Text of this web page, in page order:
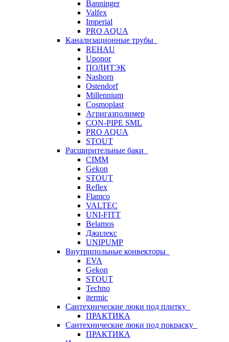
Banninger
Valfex
Imperial
PRO AQUA
Канализационные трубы
REHAU
Uponor
ПОЛИТЭК
Nashorn
Ostendorf
Millennium
Cosmoplast
Агригазполимер
CON-PIPE SML
PRO AQUA
STOUT
Расширительные баки
CIMM
Gekon
STOUT
Reflex
Flamco
VALTEC
UNI-FITT
Belamos
Джилекс
UNIPUMP
Внутрипольные конвекторы
EVA
Gekon
STOUT
Techno
itermic
Сантехнические люки под плитку
ПРАКТИКА
Сантехнические люки под покраску
ПРАКТИКА